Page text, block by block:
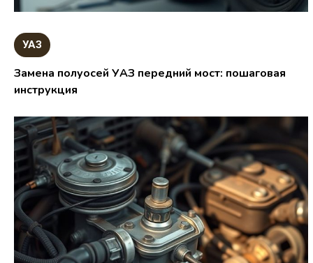
УАЗ
Замена полуосей УАЗ передний мост: пошаговая
инструкция